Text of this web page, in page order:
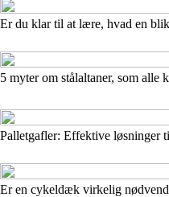
Er du klar til at lære, hvad en
5 myter om stålaltaner, som alle
Palletgafler: Effektive løsninger
Er en cykeldæk virkelig